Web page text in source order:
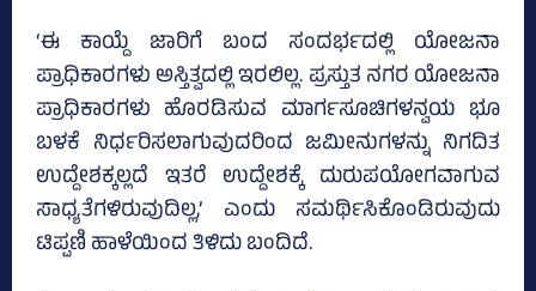
‘ಈ ಕಾಯ್ದೆ ಜಾರಿಗೆ ಬಂದ ಸಂದರ್ಭದಲ್ಲಿ ಯೋಜನಾ
ಪ್ರಾಧಿಕಾರಗಳು ಅಸ್ತಿತ್ವದಲ್ಲಿ ಇರಲಿಲ್ಲ. ಪ್ರಸ್ತುತ ನಗರ ಯೋಜನಾ
ಪ್ರಾಧಿಕಾರಗಳು ಹೊರಡಿಸುವ ಮಾರ್ಗಸೂಚಿಗಳನ್ವಯ ಭೂ
ಬಳಕೆ ನಿರ್ಧರಿಸಲಾಗುವುದರಿಂದ ಜಮೀನುಗಳನ್ನು ನಿಗದಿತ
ಉದ್ದೇಶಕ್ಕಲ್ಲದೆ ಇತರೆ ಉದ್ದೇಶಕ್ಕೆ ದುರುಪಯೋಗವಾಗುವ
ಸಾಧ್ಯತೆಗಳಿರುವುದಿಲ್ಲ,’ ಎಂದು ಸಮರ್ಥಿಸಿಕೊಂಡಿರುವುದು
ಟಿಪ್ಪಣಿ ಹಾಳೆಯಿಂದ ತಿಳಿದು ಬಂದಿದೆ.